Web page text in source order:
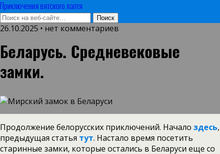
Приключения вятского лаптя
26.10.2025 • нет комментариев
Беларусь. Средневековые
замки.
Продолжение белорусских приключений. Начало здесь,
предыдущая статья тут. Настало время посетить
старинные замки, которые остались в Беларуси еще со